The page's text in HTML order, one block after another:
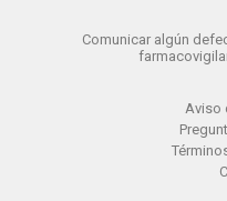
Aviso
Comunicar algún